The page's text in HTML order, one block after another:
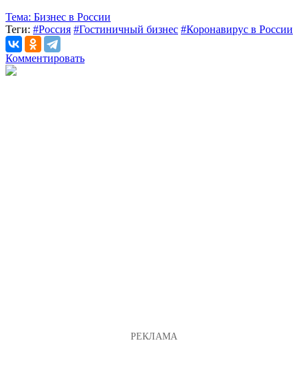
Тема: Бизнес в России
Теги: #Россия #Гостиничный бизнес #Коронавирус в России
Комментировать